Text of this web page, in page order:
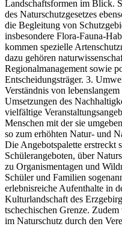
Landschaftsformen im Blick.
des Naturschutzgesetzes
die Begleitung von
insbesondere Flora-Fauna-
kommen spezielle
dazu gehören
Regionalmanagement sowie
Entscheidungsträger. 3.
Verständnis von
Umsetzungen des
vielfältige
Menschen mit der sie
so zum erhöhten Natur- und
Die Angebotspalette erstreckt
Schülerangeboten, über
zu Organismentagen und
Schüler und Familien
erlebnisreiche Aufenthalte in
Kulturlandschaft des
tschechischen Grenze.
im Naturschutz durch den